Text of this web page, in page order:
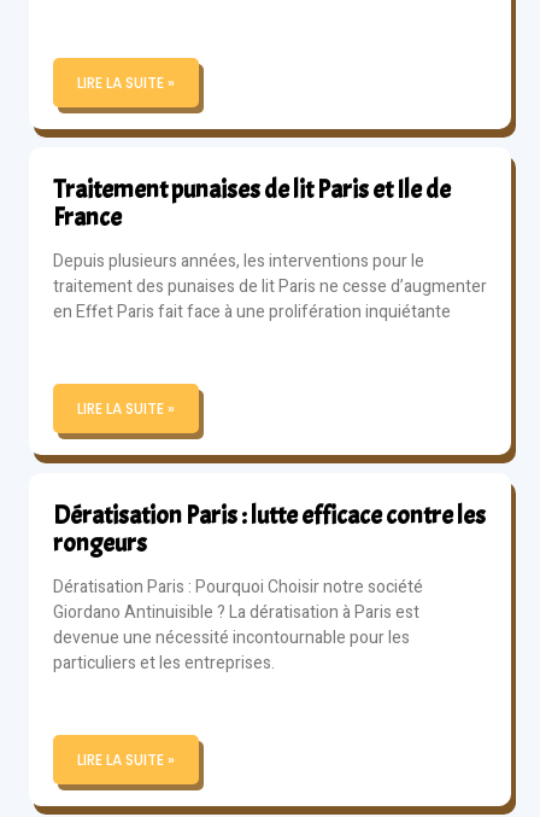
LIRE LA SUITE »
Traitement punaises de lit Paris et Ile de
France
Depuis plusieurs années, les interventions pour le
traitement des punaises de lit Paris ne cesse d’augmenter
en Effet Paris fait face à une prolifération inquiétante
LIRE LA SUITE »
Dératisation Paris : lutte efficace contre les
rongeurs
Dératisation Paris : Pourquoi Choisir notre société
Giordano Antinuisible ? La dératisation à Paris est
devenue une nécessité incontournable pour les
particuliers et les entreprises.
LIRE LA SUITE »